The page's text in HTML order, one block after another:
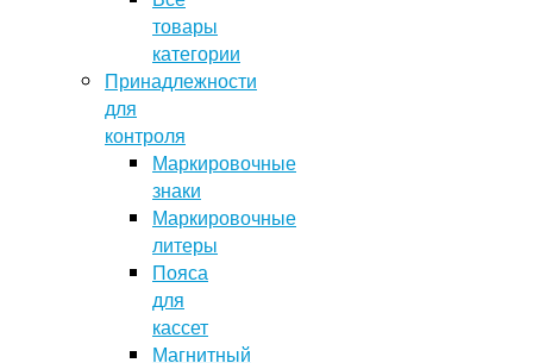
товары
категории
Принадлежности
для
контроля
Маркировочные
знаки
Маркировочные
литеры
Пояса
для
кассет
Магнитный